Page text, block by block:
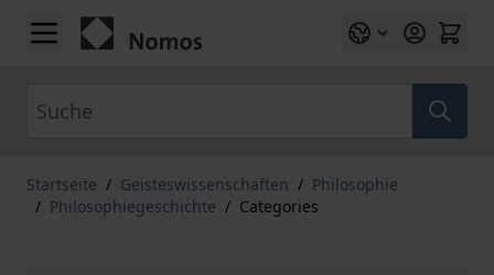
Zum Inhalt springen
Startseite / Geisteswissenschaften / Philosophie
/ Philosophiegeschichte / Categories